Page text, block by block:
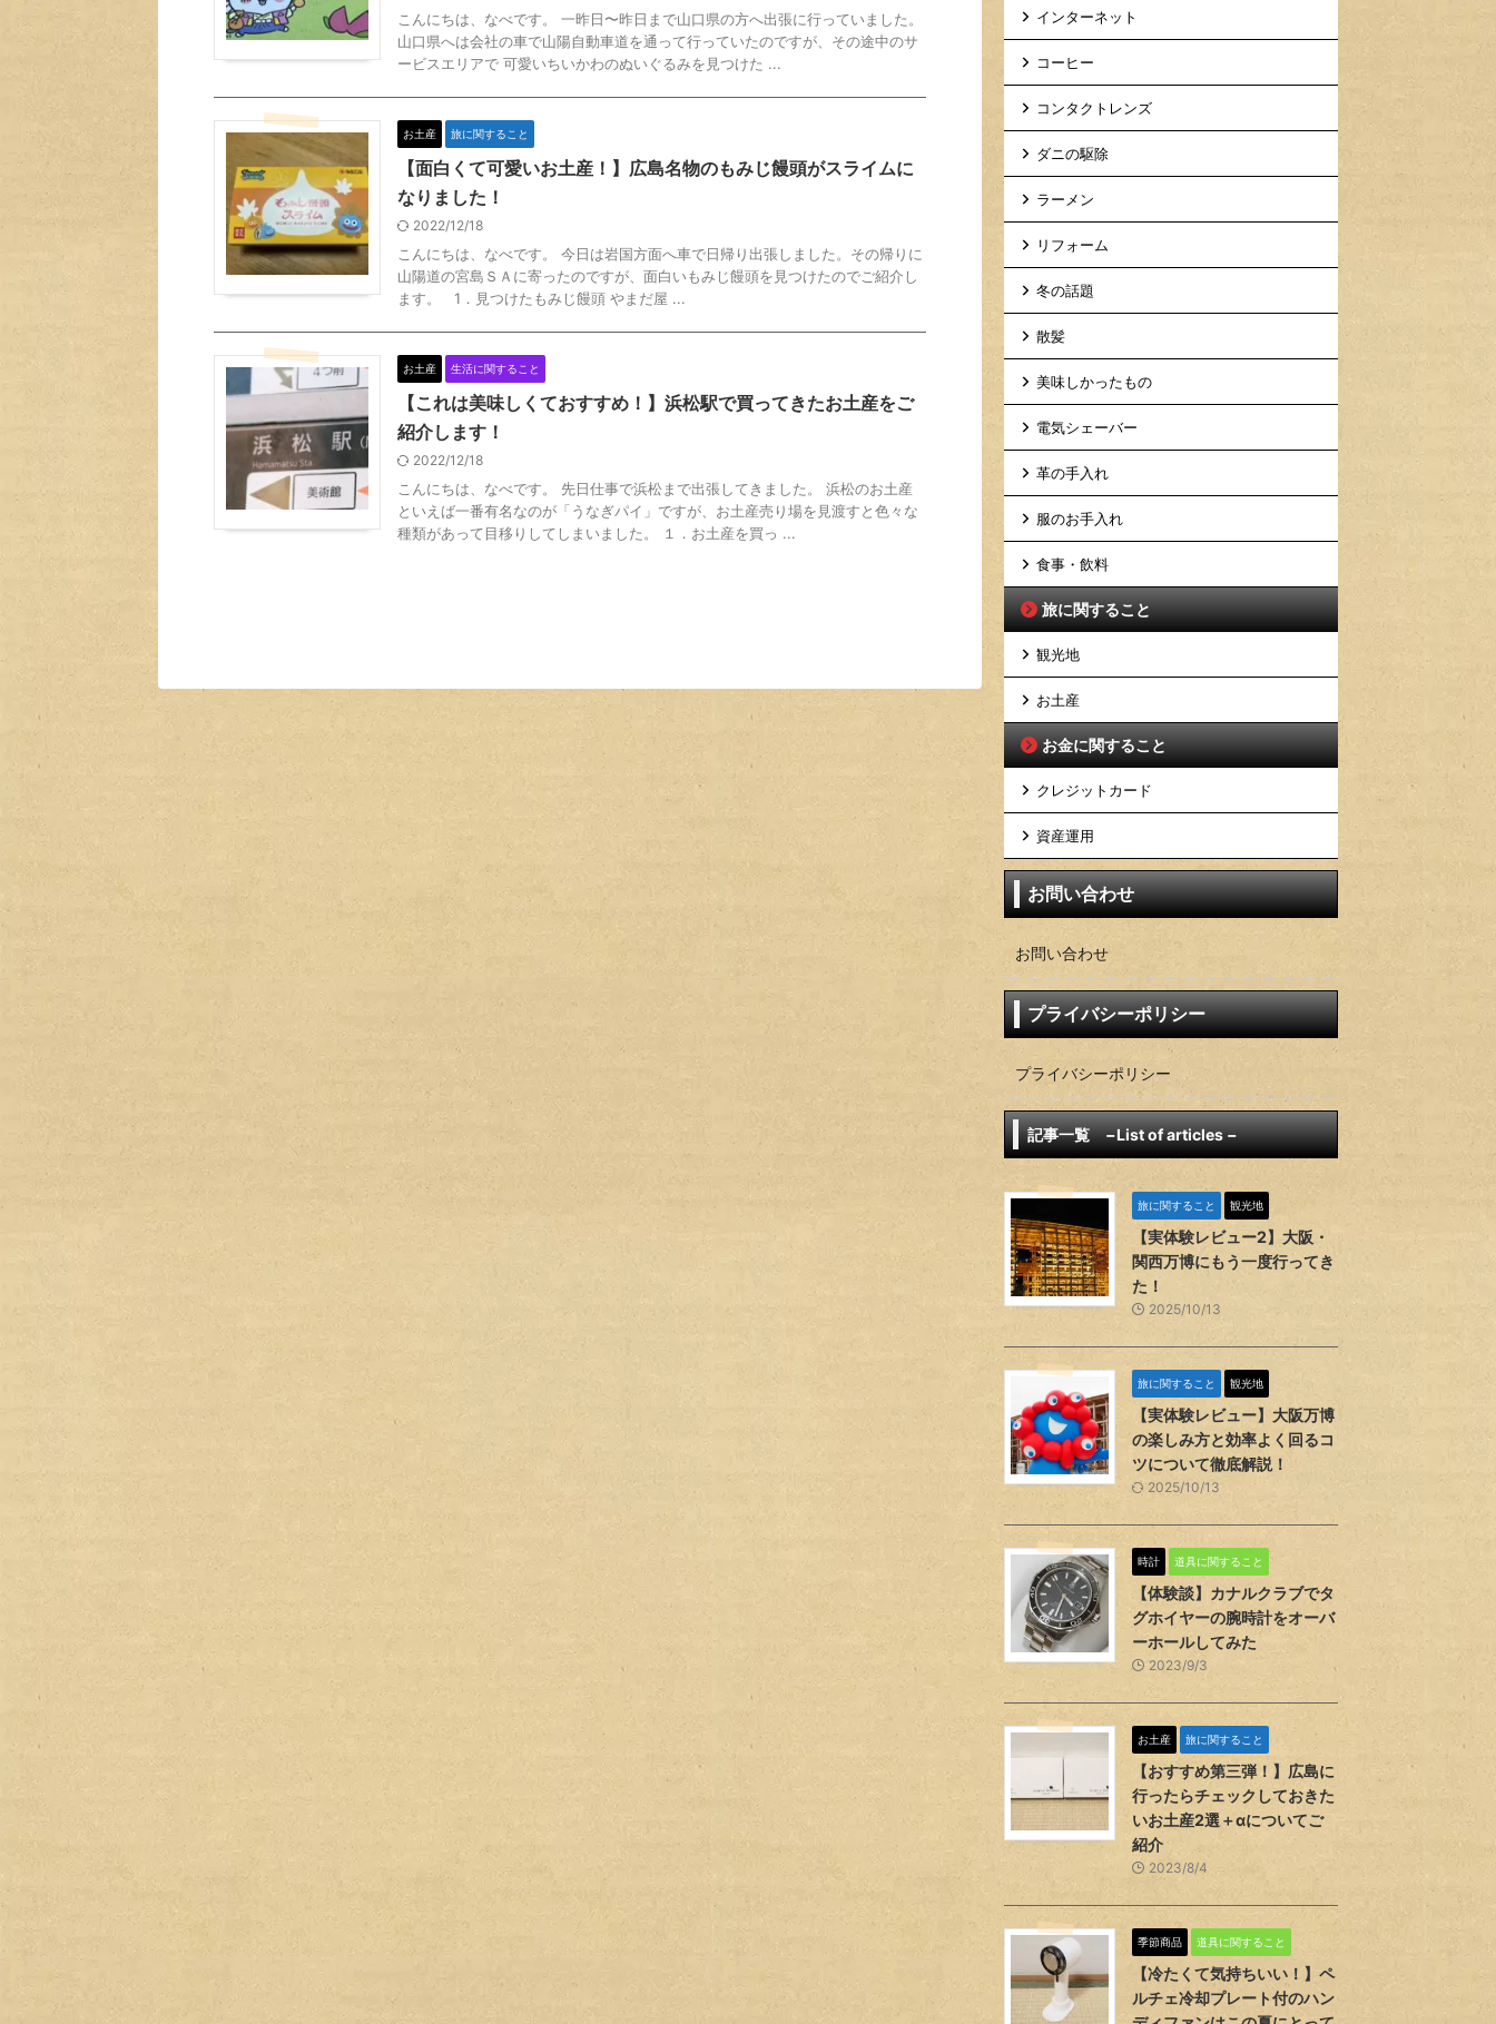
こんにちは、なべです。 一昨日〜昨日まで山口県の方へ出張に行っていました。
山口県へは会社の車で山陽自動車道を通って行っていたのですが、その途中のサ
ービスエリアで 可愛いちいかわのぬいぐるみを見つけた ...
お土産 旅に関すること
【面白くて可愛いお土産！】広島名物のもみじ饅頭がスライムに
なりました！
2022/12/18
こんにちは、なべです。 今日は岩国方面へ車で日帰り出張しました。その帰りに
山陽道の宮島ＳＡに寄ったのですが、面白いもみじ饅頭を見つけたのでご紹介し
ます。 1．見つけたもみじ饅頭 やまだ屋 ...
お土産 生活に関すること
【これは美味しくておすすめ！】浜松駅で買ってきたお土産をご
紹介します！
2022/12/18
こんにちは、なべです。 先日仕事で浜松まで出張してきました。 浜松のお土産
といえば一番有名なのが「うなぎパイ」ですが、お土産売り場を見渡すと色々な
種類があって目移りしてしまいました。 １．お土産を買っ ...
インターネット
コーヒー
コンタクトレンズ
ダニの駆除
ラーメン
リフォーム
冬の話題
散髪
美味しかったもの
電気シェーバー
革の手入れ
服のお手入れ
食事・飲料
旅に関すること
観光地
お土産
お金に関すること
クレジットカード
資産運用
お問い合わせ
お問い合わせ
プライバシーポリシー
プライバシーポリシー
記事一覧 −List of articles −
旅に関すること 観光地
【実体験レビュー2】大阪・
関西万博にもう一度行ってき
た！
2025/10/13
旅に関すること 観光地
【実体験レビュー】大阪万博
の楽しみ方と効率よく回るコ
ツについて徹底解説！
2025/10/13
時計 道具に関すること
【体験談】カナルクラブでタ
グホイヤーの腕時計をオーバ
ーホールしてみた
2023/9/3
お土産 旅に関すること
【おすすめ第三弾！】広島に
行ったらチェックしておきた
いお土産2選＋αについてご
紹介
2023/8/4
季節商品 道具に関すること
【冷たくて気持ちいい！】ペ
ルチェ冷却プレート付のハン